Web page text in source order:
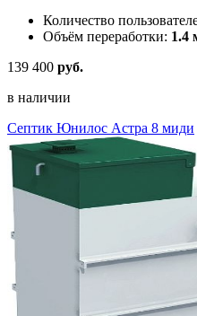
Количество
Объём переработки: 1.4
139 400 руб.
в наличии
Септик Юнилос Астра 8 миди